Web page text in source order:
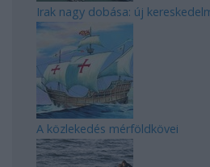
Irak nagy dobása: új
A közlekedés mérföldkövei